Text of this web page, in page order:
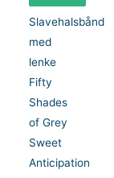
Slavehalsbånd
med
lenke
Fifty
Shades
of Grey
Sweet
Anticipation